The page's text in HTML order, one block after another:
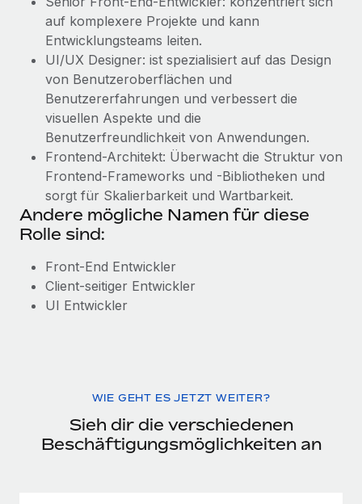
auf komplexere Projekte und kann
Entwicklungsteams leiten.
UI/UX Designer: ist spezialisiert auf das Design
von Benutzeroberflächen und
Benutzererfahrungen und verbessert die
visuellen Aspekte und die
Benutzerfreundlichkeit von Anwendungen.
Frontend-Architekt: Überwacht die Struktur von
Frontend-Frameworks und -Bibliotheken und
sorgt für Skalierbarkeit und Wartbarkeit.
Andere mögliche Namen für diese
Rolle sind:
Front-End Entwickler
Client-seitiger Entwickler
UI Entwickler
WIE GEHT ES JETZT WEITER?
Sieh dir die verschiedenen
Beschäftigungsmöglichkeiten an